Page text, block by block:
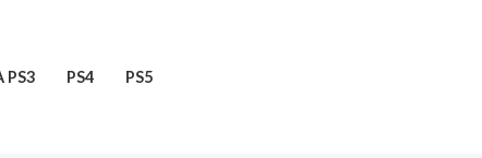
PS3 PS4 PS5